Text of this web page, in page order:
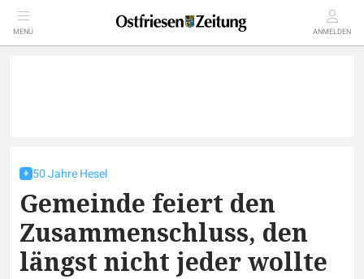
MENÜ ANMELDEN
50 Jahre Hesel
Gemeinde feiert den
Zusammenschluss, den
längst nicht jeder wollte